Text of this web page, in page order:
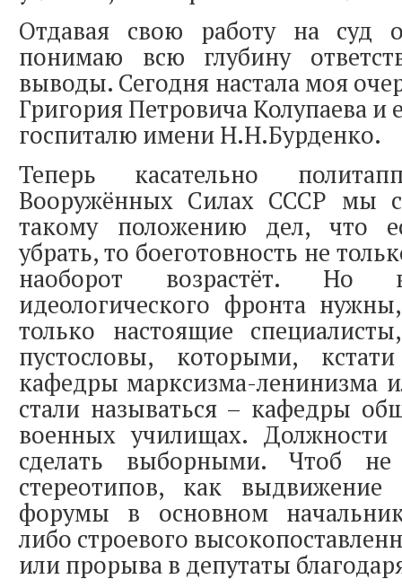
Отдавая свою работу на суд
понимаю всю глубину
выводы. Сегодня настала моя
Григория Петровича Колупаева и
госпиталю имени Н.Н.Бурденко.
Теперь касательно
Вооружённых Силах СССР мы
такому положению дел, что
убрать, то боеготовность не
наоборот возрастёт. Но
идеологического фронта
только настоящие
пустословы, которыми,
кафедры марксизма-ленинизма
стали называться – кафедры
военных училищах. Должности
сделать выборными. Чтоб не
стереотипов, как выдвижение
форумы в основном
либо строевого
или прорыва в депутаты